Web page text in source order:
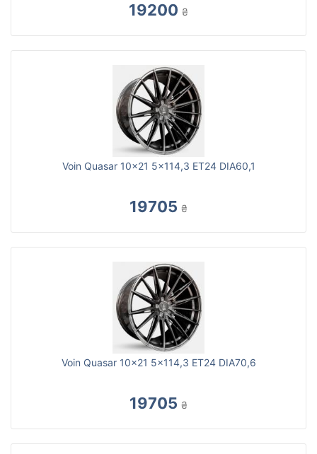
19200 ₴
Voin Quasar 10x21 5x114,3 ET24 DIA60,1
19705 ₴
Voin Quasar 10x21 5x114,3 ET24 DIA70,6
19705 ₴